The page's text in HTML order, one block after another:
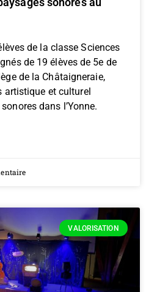
de la classe Sciences
de 19 élèves de 5e de
de la Châtaigneraie,
et culturel
dans l’Yonne.
VALORISATION